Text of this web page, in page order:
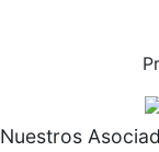
Nuestros